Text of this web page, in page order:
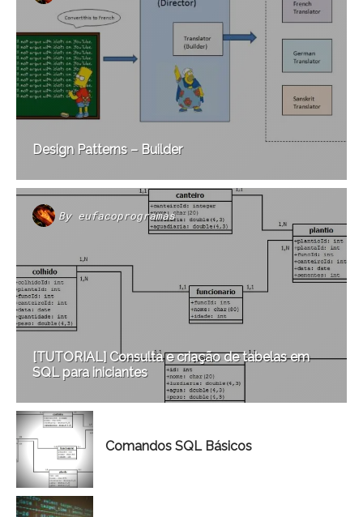
Design Patterns – Builder
By eufacoprogramas
[TUTORIAL] Consulta e criação de tabelas em
SQL para iniciantes
Comandos SQL Básicos